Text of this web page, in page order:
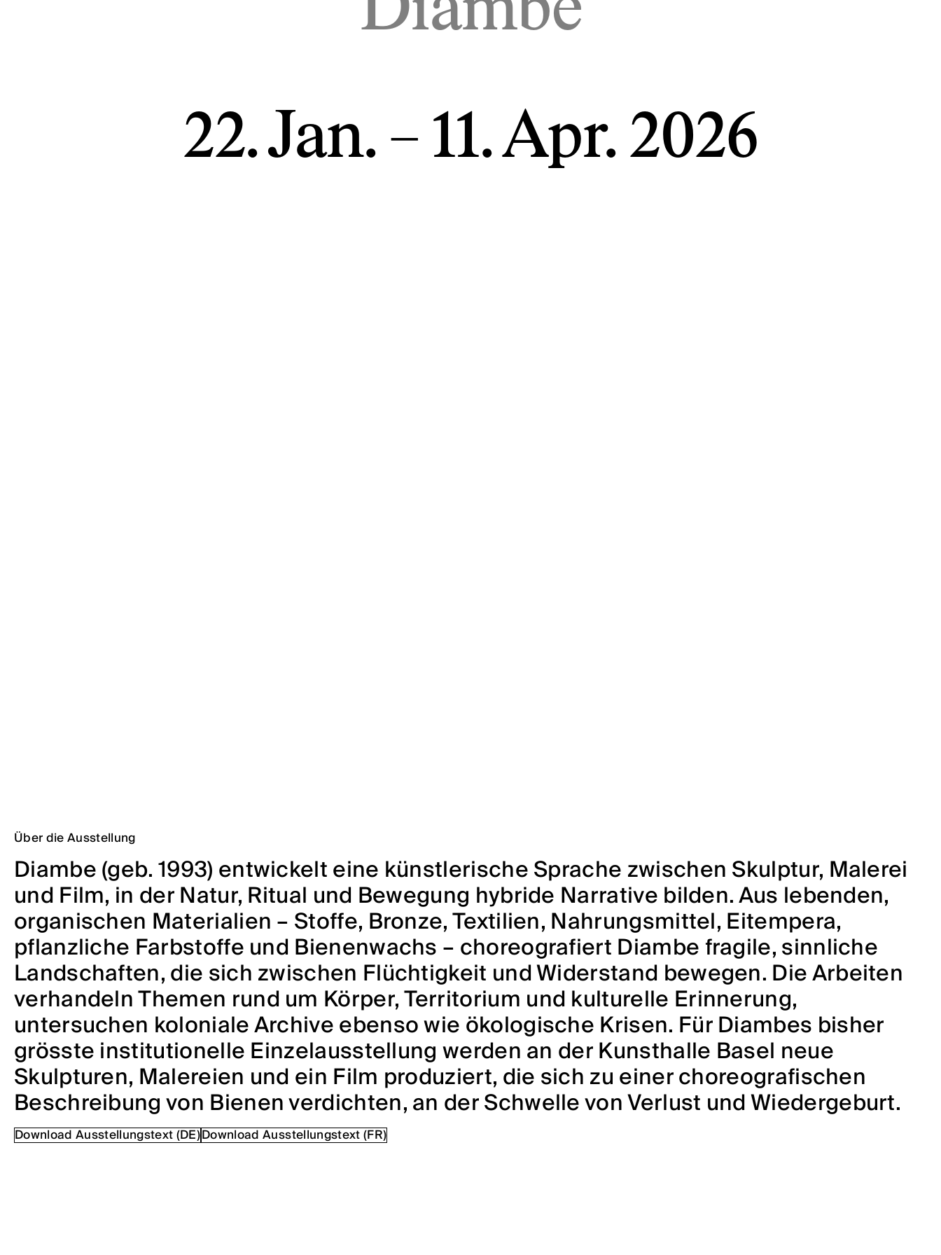
22. Jan. – 11. Apr. 2026
Über die Ausstellung
Diambe (geb. 1993) entwickelt eine künstlerische Sprache zwischen Skulptur, Malerei
und Film, in der Natur, Ritual und Bewegung hybride Narrative bilden. Aus lebenden,
organischen Materialien – Stoffe, Bronze, Textilien, Nahrungsmittel, Eitempera,
pflanzliche Farbstoffe und Bienenwachs – choreografiert Diambe fragile, sinnliche
Landschaften, die sich zwischen Flüchtigkeit und Widerstand bewegen. Die Arbeiten
verhandeln Themen rund um Körper, Territorium und kulturelle Erinnerung,
untersuchen koloniale Archive ebenso wie ökologische Krisen. Für Diambes bisher
grösste institutionelle Einzelausstellung werden an der Kunsthalle Basel neue
Skulpturen, Malereien und ein Film produziert, die sich zu einer choreografischen
Beschreibung von Bienen verdichten, an der Schwelle von Verlust und Wiedergeburt.
Download Ausstellungstext (DE)Download Ausstellungstext (FR)